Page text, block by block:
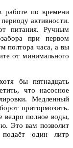
работе по времени
активности.
питания. Ручным
при первом
полтора часа, а вы
от минимального
бы пятнадцать
что насосное
Медленный
притормозить.
ведро полное воды,
Это вам позволит
один литр